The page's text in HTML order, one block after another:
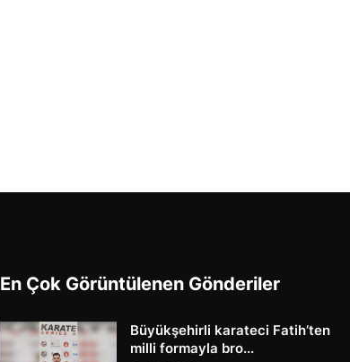
En Çok Görüntülenen Gönderiler
Büyükşehirli karateci Fatih’ten
milli formayla bro...